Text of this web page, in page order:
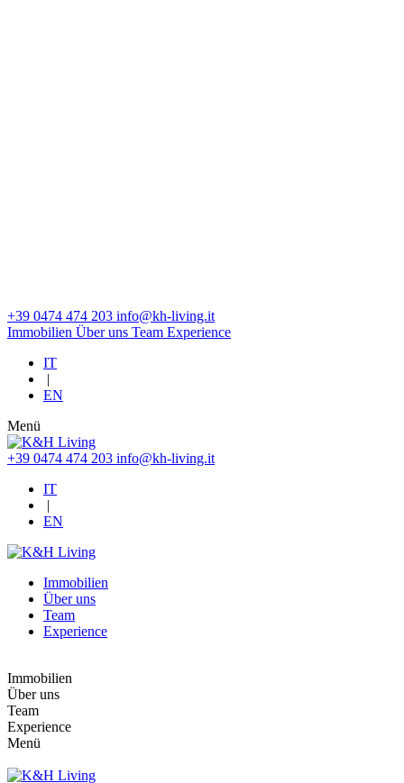
+39 0474 474 203 info@kh-living.it
Immobilien Über uns Team Experience
IT
|
EN
Menü
+39 0474 474 203 info@kh-living.it
IT
|
EN
Immobilien
Über uns
Team
Experience
Immobilien
Über uns
Team
Experience
Menü